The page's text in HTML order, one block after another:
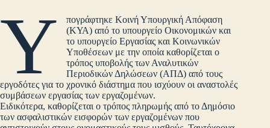
Υ
πογράφτηκε Κοινή Υπουργική Απόφαση
(ΚΥΑ) από το υπουργείο Οικονομικών και
το υπουργείο Εργασίας και Κοινωνικών
Υποθέσεων με την οποία καθορίζεται ο
τρόπος υποβολής των Αναλυτικών
Περιοδικών Δηλώσεων (ΑΠΔ) από τους
εργοδότες για το χρονικό διάστημα που ισχύουν οι αναστολές
συμβάσεων εργασίας των εργαζομένων.
Ειδικότερα, καθορίζεται ο τρόπος πληρωμής από το Δημόσιο
των ασφαλιστικών εισφορών των εργαζομένων που